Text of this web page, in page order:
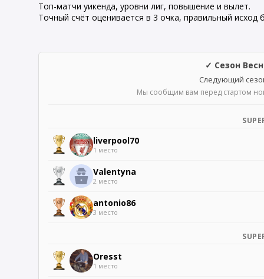
Топ-матчи уикенда, уровни лиг, повышение и вылет.
Точный счёт оценивается в 3 очка, правильный исход
✓ Сезон
Следующий
Мы сообщим вам перед стартом
liverpool70
1 место
Valentyna
2 место
antonio86
3 место
Oresst
1 место